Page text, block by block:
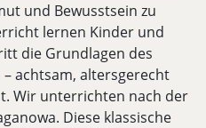
und Bewusstsein zu
lernen Kinder und
die Grundlagen des
– achtsam, altersgerecht
Wir unterrichten nach der
Diese klassische